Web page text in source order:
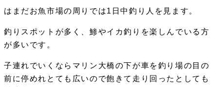
はまだお魚市場の周りでは1日中釣り人を見ます。
釣りスポットが多く、鯵やイカ釣りを楽しんでいる方
が多いです。
子連れでいくならマリン大橋の下が車を釣り場の目の
前に停めれとても広いので飽きて走り回ったとしても